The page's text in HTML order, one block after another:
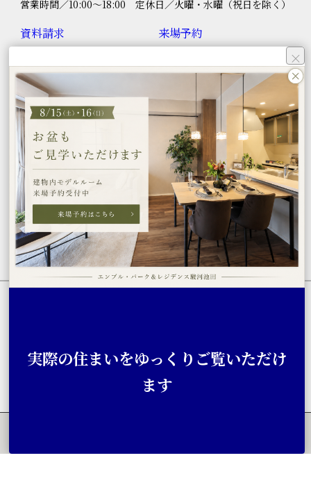
営業時間／10:00～18:00 定休日／火曜・水曜（祝日を除く）
資料請求 来場予約
［売主］ ［売主］
© 2024 Yoshicon Co.,Ltd. All Rights Reserved.
×
実際の住まいをゆっくりご覧いただけ
ます